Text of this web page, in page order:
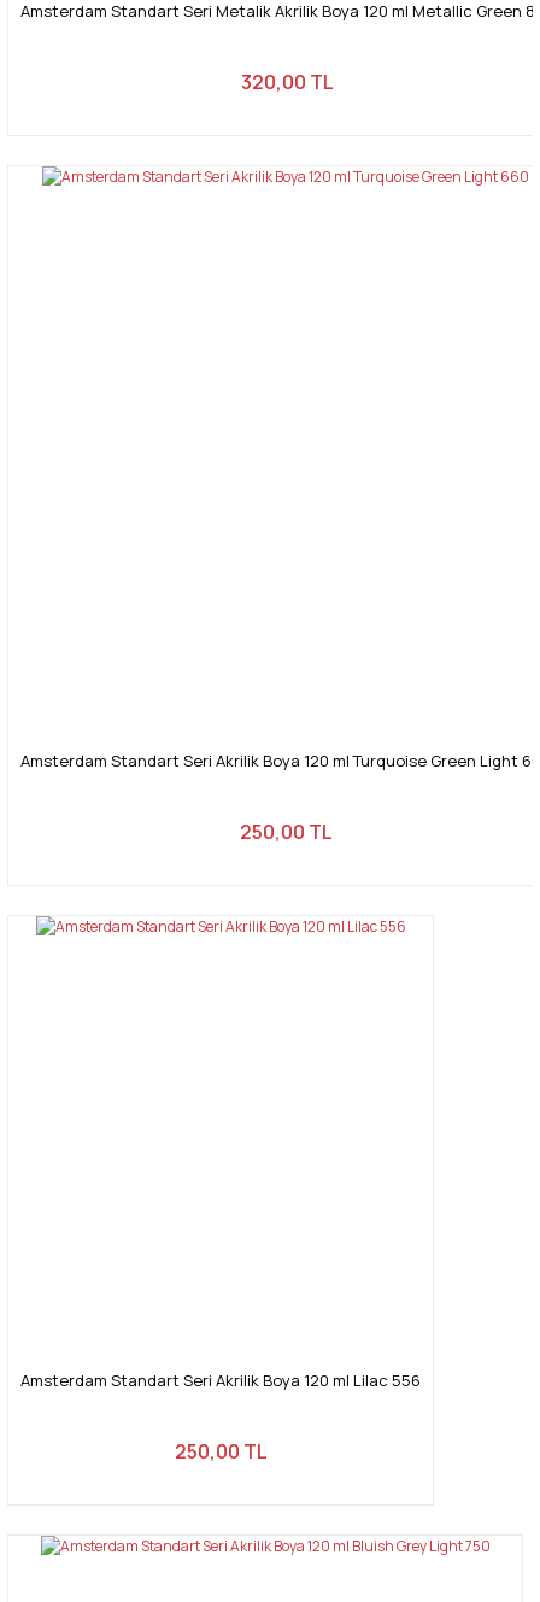
Amsterdam Standart Seri Metalik Akrilik Boya 120 ml Metallic Green
320,00 TL
Amsterdam Standart Seri Akrilik Boya 120 ml Turquoise Green Light
250,00 TL
Amsterdam Standart Seri Akrilik Boya 120 ml Lilac 556
250,00 TL